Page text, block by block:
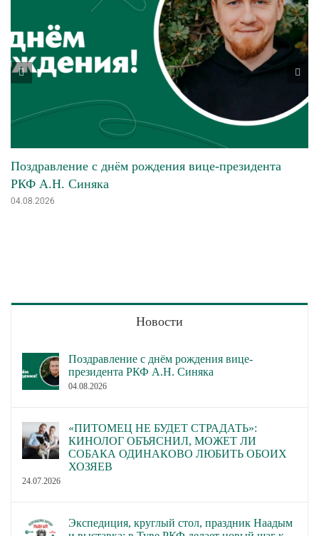
Поздравление с днём рождения вице-президента
РКФ А.Н. Синяка
04.08.2026
Новости
Поздравление с днём рождения вице-
президента РКФ А.Н. Синяка
04.08.2026
«ПИТОМЕЦ НЕ БУДЕТ СТРАДАТЬ»:
КИНОЛОГ ОБЪЯСНИЛ, МОЖЕТ ЛИ
СОБАКА ОДИНАКОВО ЛЮБИТЬ ОБОИХ
ХОЗЯЕВ
24.07.2026
Экспедиция, круглый стол, праздник Наадым